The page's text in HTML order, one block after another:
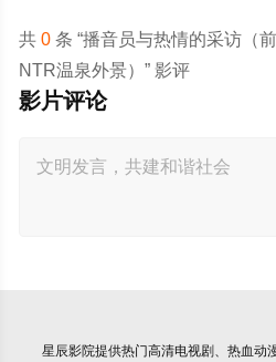
共 0条 “播音员与热情的采访（
NTR温泉外景）” 影评
影片评论
星辰影院提供热门高清电视剧、热血动